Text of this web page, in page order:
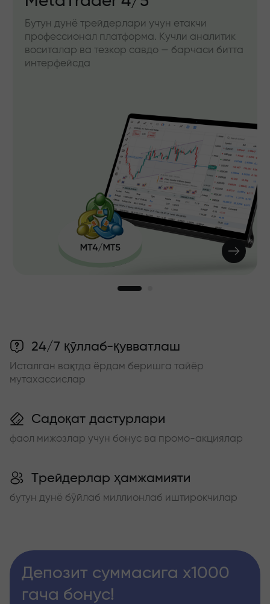
Бутун дунё трейдерлари учун етакчи
профессионал платформа. Кучли аналитик
воситалар ва тезкор савдо — барчаси битта
интерфейсда
24/7 қўллаб-қувватлаш
Исталган вақтда ёрдам беришга тайёр
мутахассислар
Садоқат дастурлари
фаол мижозлар учун бонус ва промо-акциялар
Трейдерлар ҳамжамияти
бутун дунё бўйлаб миллионлаб иштирокчилар
Депозит суммасига x1000
гача бонус!